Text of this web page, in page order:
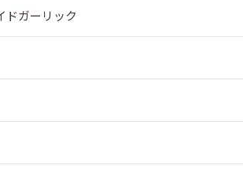
ドガーリック